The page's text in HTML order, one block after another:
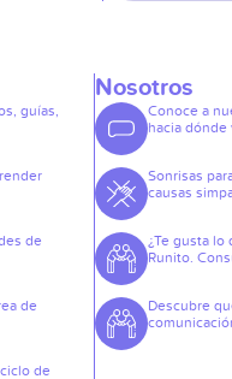
guías,
de
de
de
Nosotros
Conoce a
hacia dónde
Sonrisas
causas
¿Te gusta lo
Runito.
Descubre